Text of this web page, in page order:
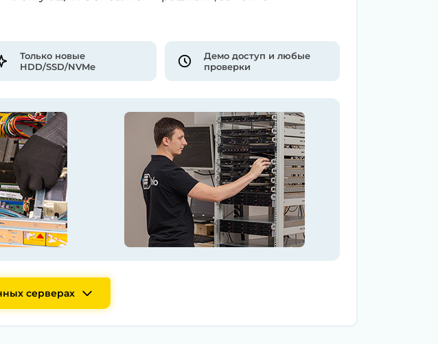
Только новые
HDD/SSD/NVMe
Демо доступ и любые
проверки
серверах